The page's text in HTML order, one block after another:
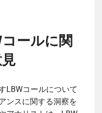
ールに関
LBWコールについて
ンスに関する洞察を